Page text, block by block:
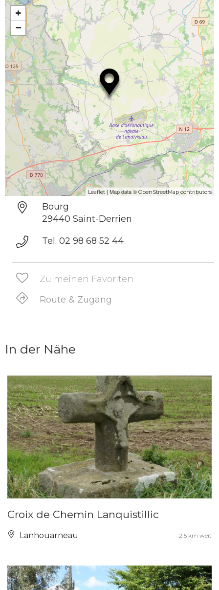
+
−
Leaflet | Map data © OpenStreetMap contributors
Bourg
29440 Saint-Derrien
Tel. 02 98 68 52 44
Zu meinen Favoriten
Route & Zugang
In der Nähe
Croix de Chemin Lanquistillic
Lanhouarneau 2.5 km weit